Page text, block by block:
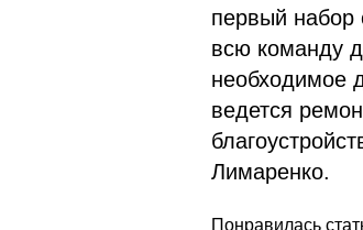
первый набор
всю команду
необходимое
ведется
Лимаренко.
Понравилась